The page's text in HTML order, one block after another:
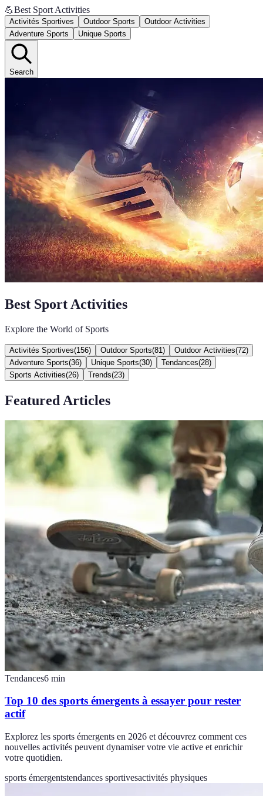
💪Best Sport Activities
Activités Sportives Outdoor Sports
Outdoor Activities
Adventure Sports
Unique Sports
Search
Best Sport Activities
Explore the World of Sports
Activités Sportives(156) Outdoor Sports(81 ) Outdoor Activities(72)
Adventure Sports(36) Unique Sports(30) Tendances(28)
Sports Activities(26) Trends(23)
Featured Articles
Tendances6 min
Top 10 des sports émergents à essayer pour rester
actif
Explorez les sports émergents en 2026 et découvrez comment ces
nouvelles activités peuvent dynamiser votre vie active et enrichir
votre quotidien.
sports émergentstendances sportivesactivités physiques